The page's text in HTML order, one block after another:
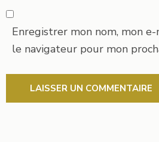
Enregistrer mon nom, mon e-
le navigateur pour mon